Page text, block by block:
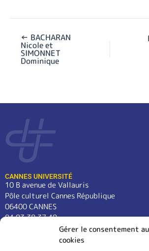
Gérer le consentement
cookies
← BACHARAN
Nicole et
SIMONNET
Dominique
CANNES UNIVERSITÉ
10 B avenue de Vallauris
Pôle culturel Cannes République
06400 CANNES
04 93 38 37 49
contact@cannes-universite.fr